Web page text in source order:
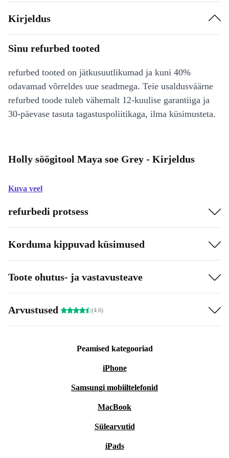
Kirjeldus
Sinu refurbed tooted
refurbed tooted on jätkusuutlikumad ja kuni 40%
odavamad võrreldes uue seadmega. Teie usaldusväärne
refurbed toode tuleb vähemalt 12-kuulise garantiiga ja
30-päevase tasuta tagastuspoliitikaga, ilma küsimusteta.
Holly söögitool Maya soe Grey - Kirjeldus
Kuva veel
refurbedi protsess
Korduma kippuvad küsimused
Toote ohutus- ja vastavusteave
Arvustused (4.6)
Peamised kategooriad
iPhone
Samsungi mobiiltelefonid
MacBook
Sülearvutid
iPads